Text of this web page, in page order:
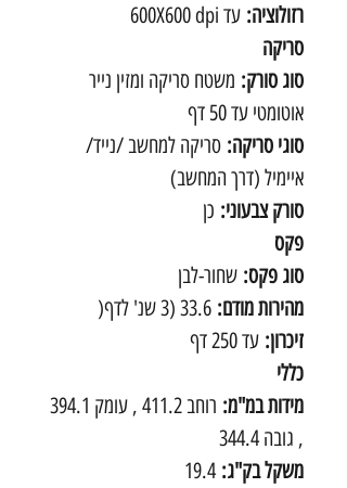
רזולוציה: עד 600X600 dpi
סריקה
סוג סורק: משטח סריקה ומזין נייר
אוטומטי עד 50 דף
סוגי סריקה: סריקה למחשב /נייד/
איימיל (דרך המחשב)
סורק צבעוני: כן
פקס
סוג פקס: שחור-לבן
מהירות מודם:
זיכרון: עד 250 דף
כללי
מידות במ"מ:
רוחב 411.2 , עומק 394.1
, גובה 344.4
משקל בק"ג: 19.4